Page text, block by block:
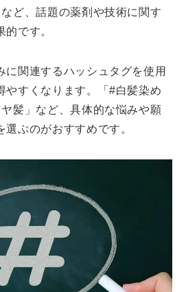
など、話題の薬剤や技術に関す
です。
に関連するハッシュタグを使用
やすくなります。「#白髪染め
髪」など、具体的な悩みや願
ぶのがおすすめです。